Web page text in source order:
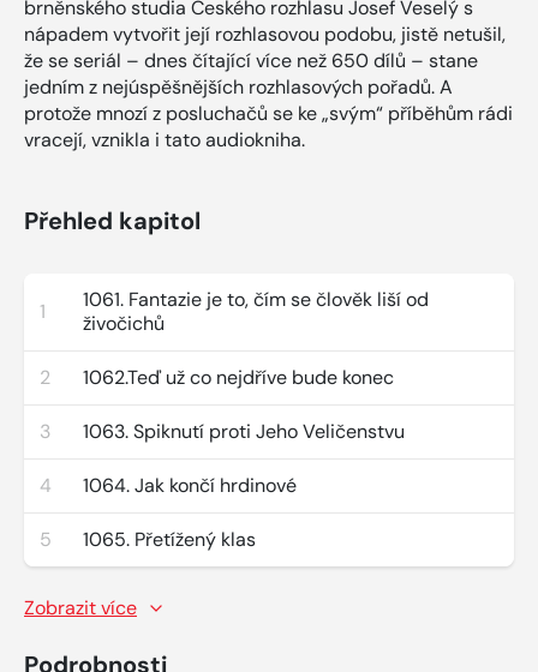
brněnského studia Českého rozhlasu Josef Veselý s
nápadem vytvořit její rozhlasovou podobu, jistě netušil,
že se seriál – dnes čítající více než 650 dílů – stane
jedním z nejúspěšnějších rozhlasových pořadů. A
protože mnozí z posluchačů se ke „svým“ příběhům rádi
vracejí, vznikla i tato audiokniha.
Přehled kapitol
1
1061. Fantazie je to, čím se člověk liší od
živočichů
2 1062.Teď už co nejdříve bude konec
3 1063. Spiknutí proti Jeho Veličenstvu
4 1064. Jak končí hrdinové
5 1065. Přetížený klas
Zobrazit více
Podrobnosti